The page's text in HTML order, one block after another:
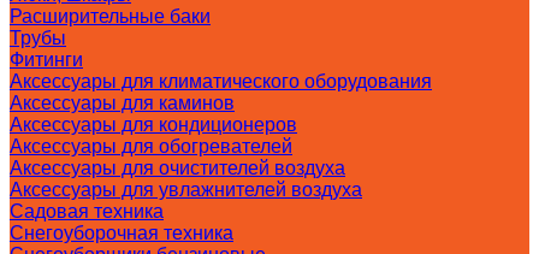
Расширительные баки
Трубы
Фитинги
Аксессуары для климатического оборудования
Аксессуары для каминов
Аксессуары для кондиционеров
Аксессуары для обогревателей
Аксессуары для очистителей воздуха
Аксессуары для увлажнителей воздуха
Садовая техника
Снегоуборочная техника